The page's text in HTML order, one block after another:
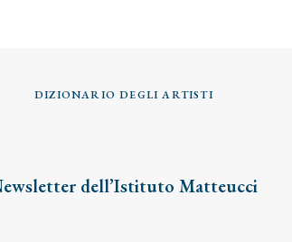
DIZIONARIO DEGLI ARTISTI
dell’Istituto Matteucci